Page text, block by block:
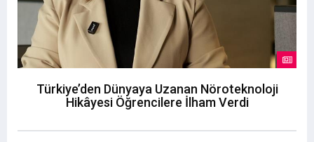
Türkiye’den Dünyaya Uzanan Nöroteknoloji
Hikâyesi Öğrencilere İlham Verdi